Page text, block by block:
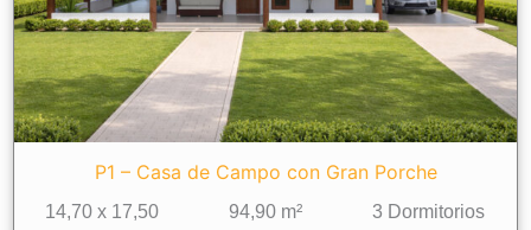
P1 – Casa de Campo con Gran Porche
14,70 x 17,50 94,90 m² 3 Dormitorios